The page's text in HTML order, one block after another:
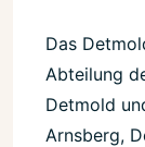
Das
Abteilung
Detmold
Arnsberg,